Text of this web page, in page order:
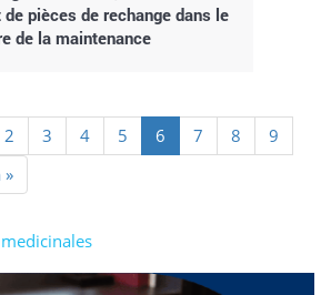
pièces de rechange dans le
de la maintenance
Page
2 Page
3 Page
4 Page
5
Página
actual
6 Page
7 Page
8 Page
9
»